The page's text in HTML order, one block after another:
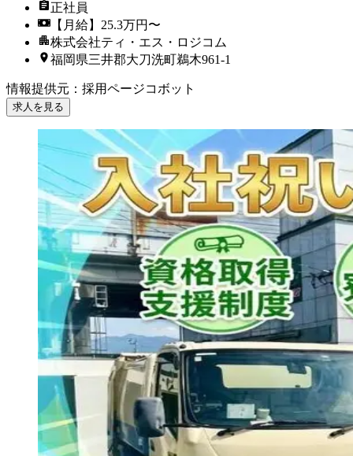
正社員
【月給】25.3万円〜
株式会社ティ・エス・ロジコム
福岡県三井郡大刀洗町鵜木961-1
情報提供元 ： 採用ページコボット
求人を見る